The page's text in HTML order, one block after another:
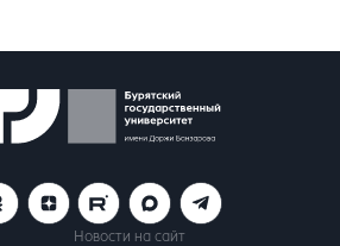
Новости на сайт